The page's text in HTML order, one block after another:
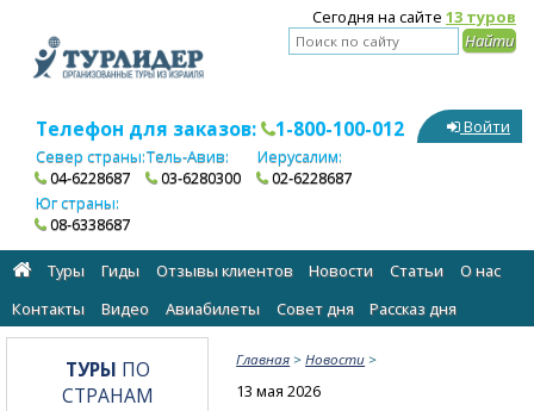
Сегодня на сайте 13 туров
Телефон для заказов: 1-800-100-012
Север страны:
04-6228687
Тель-Авив:
03-6280300
Иерусалим:
02-6228687
Юг страны:
08-6338687
Войти
Туры Гиды Отзывы клиентов Новости Статьи
О нас
Контакты
Видео Авиабилеты Cовет дня Рассказ дня
Главная >Новости >
13 мая 2026
ТУРЫ ПО
СТРАНАМ